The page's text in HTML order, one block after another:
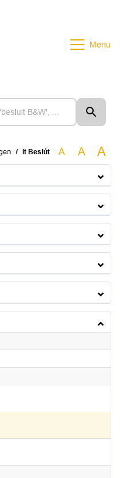
Menu
It Beslút A A A